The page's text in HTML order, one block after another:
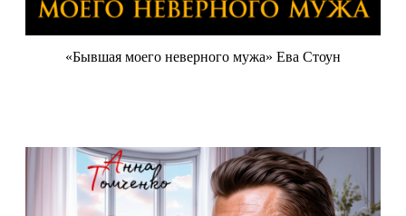
«Бывшая моего неверного мужа» Ева Стоун